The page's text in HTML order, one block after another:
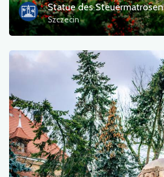
Statue des Steuermatrosen
Szczecin